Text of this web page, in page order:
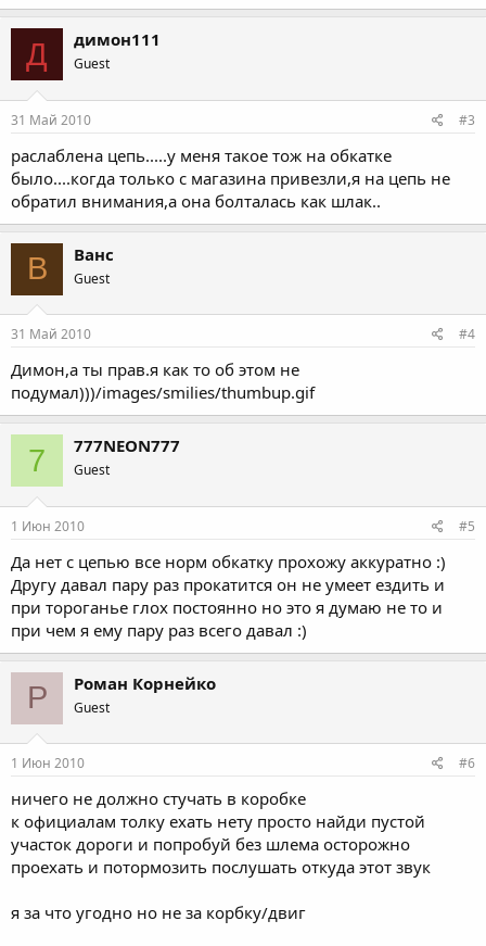
Д димон111
Guest
31 Май 2010 #3
раслаблена цепь.....у меня такое тож на обкатке
было....когда только с магазина привезли,я на цепь не
обратил внимания,а она болталась как шлак..
В Ванс
Guest
31 Май 2010 #4
Димон,а ты прав.я как то об этом не
подумал)))/images/smilies/thumbup.gif
7 777NEON777
Guest
1 Июн 2010 #5
Да нет с цепью все норм обкатку прохожу аккуратно :)
Другу давал пару раз прокатится он не умеет ездить и
при тороганье глох постоянно но это я думаю не то и
при чем я ему пару раз всего давал :)
Р Роман Корнейко
Guest
1 Июн 2010 #6
ничего не должно стучать в коробке
к официалам толку ехать нету просто найди пустой
участок дороги и попробуй без шлема осторожно
проехать и потормозить послушать откуда этот звук
я за что угодно но не за корбку/двиг